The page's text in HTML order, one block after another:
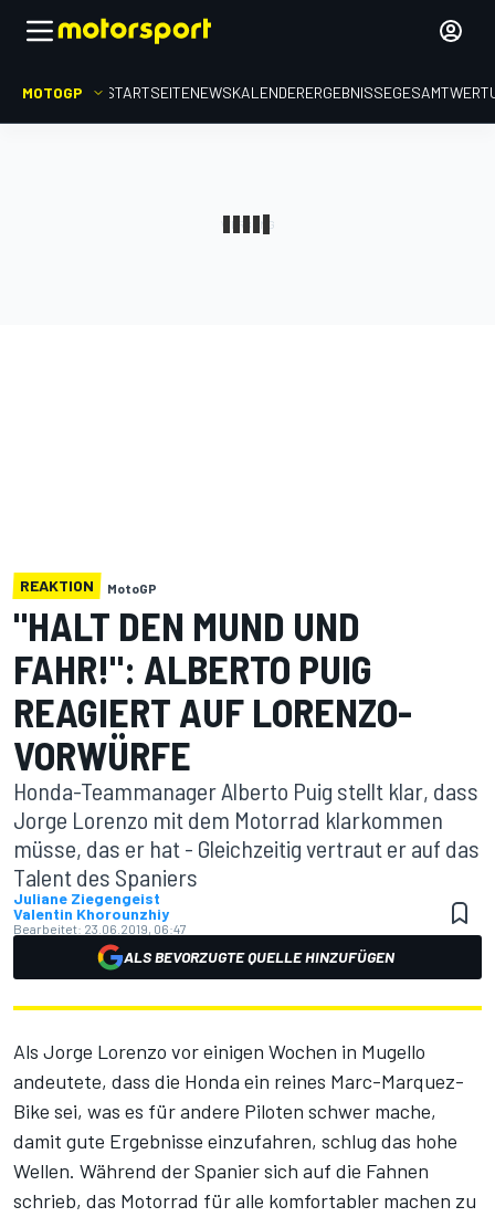
MOTOGP STARTSEITENEWSKALENDERERGEBNISSE
REAKTION MotoGP
"HALT DEN MUND UND
FAHR!": ALBERTO PUIG
REAGIERT AUF LORENZO-
VORWÜRFE
Honda-Teammanager Alberto Puig stellt klar, dass
Jorge Lorenzo mit dem Motorrad klarkommen
müsse, das er hat - Gleichzeitig vertraut er auf das
Talent des Spaniers
Juliane Ziegengeist
Valentin Khorounzhiy
Bearbeitet: 23.06.2019, 06:47
ALS BEVORZUGTE QUELLE HINZUFÜGEN
Als Jorge Lorenzo vor einigen Wochen in Mugello
andeutete, dass die Honda ein reines Marc-Marquez-
Bike sei, was es für andere Piloten schwer mache,
damit gute Ergebnisse einzufahren, schlug das hohe
Wellen. Während der Spanier sich auf die Fahnen
schrieb, das Motorrad für alle komfortabler machen zu